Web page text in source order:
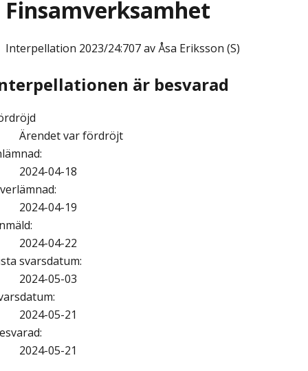
Finsamverksamhet
Interpellation 2023/24:707 av Åsa Eriksson (S)
är besvarad
Ärendet var fördröjt
:
2024-04-18
:
2024-04-19
:
2024-04-22
svarsdatum:
2024-05-03
:
2024-05-21
:
2024-05-21